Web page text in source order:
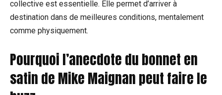
collective est essentielle. Elle permet d’arriver à
destination dans de meilleures conditions, mentalement
comme physiquement.
Pourquoi l’anecdote du bonnet en
satin de Mike Maignan peut faire le